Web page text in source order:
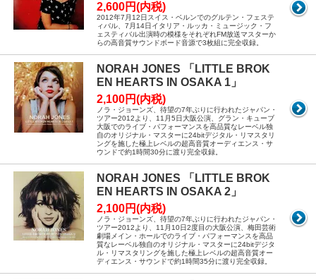
2,600円(内税)
2012年7月12日スイス・ベルンでのグルテン・フェステ
ィバル、7月14日イタリア・ルッカ・ミュージック・フ
ェスティバル出演時の模様をそれぞれFM放送マスターか
らの高音質サウンドボード音源で3枚組に完全収録。
NORAH JONES 「LITTLE BROK
EN HEARTS IN OSAKA 1」
2,100円(内税)
ノラ・ジョーンズ、待望の7年ぶりに行われたジャパン・
ツアー2012より、11月5日大阪公演、グラン・キューブ
大阪でのライブ・パフォーマンスを高品質なレーベル独
自のオリジナル・マスターに24bitデジタル・リマスタリ
ングを施した極上レベルの超高音質オーディエンス・サ
ウンドで約1時間30分に渡り完全収録。
NORAH JONES 「LITTLE BROK
EN HEARTS IN OSAKA 2」
2,100円(内税)
ノラ・ジョーンズ、待望の7年ぶりに行われたジャパン・
ツアー2012より、11月10日2度目の大阪公演、梅田芸術
劇場メイン・ホールでのライブ・パフォーマンスを高品
質なレーベル独自のオリジナル・マスターに24bitデジタ
ル・リマスタリングを施した極上レベルの超高音質オー
ディエンス・サウンドで約1時間35分に渡り完全収録。